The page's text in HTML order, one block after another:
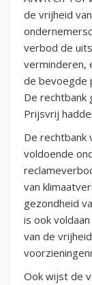
de vrijheid
verbod de
verminderen,
de bevoegde
De rechtbank
Prijsvrij
De rechtbank
voldoende
van
gezondheid
is ook
van de
Ook wijst de